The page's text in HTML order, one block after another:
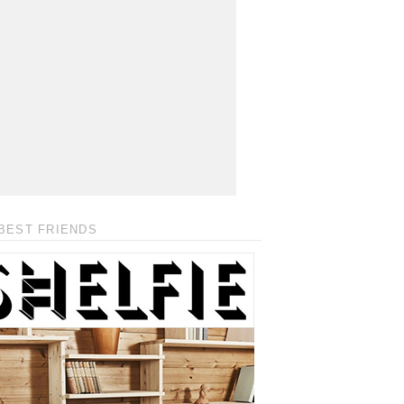
FRIENDS